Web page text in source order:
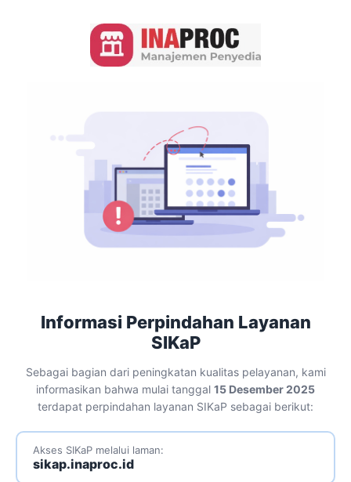
Informasi Perpindahan Layanan
SIKaP
Sebagai bagian dari peningkatan kualitas pelayanan, kami
informasikan bahwa mulai tanggal 15 Desember 2025
terdapat perpindahan layanan SIKaP sebagai berikut:
Akses SIKaP melalui laman:
sikap.inaproc.id